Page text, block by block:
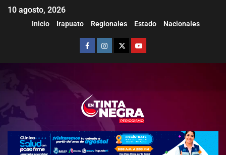
10 agosto, 2026
Inicio Irapuato Regionales Estado Nacionales